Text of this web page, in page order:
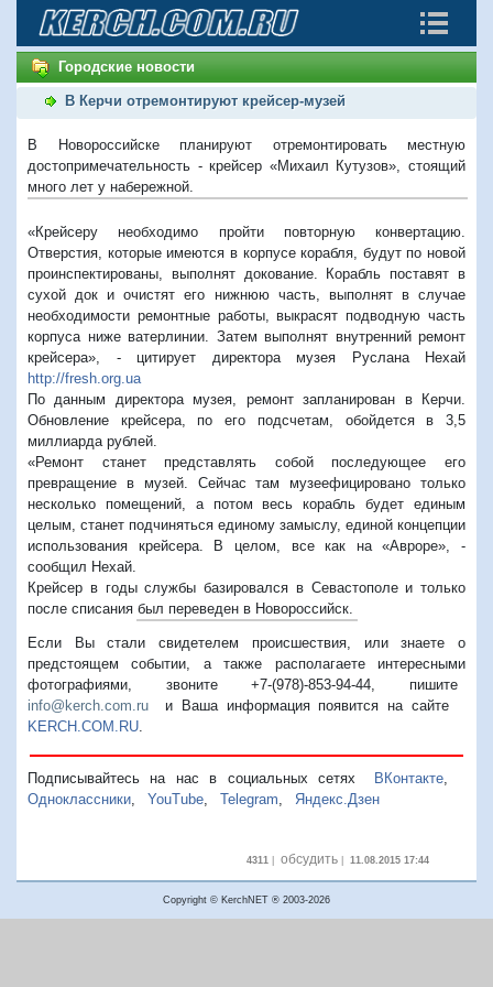
Городские новости
В Керчи отремонтируют крейсер-музей
В Новороссийске планируют отремонтировать местную
достопримечательность - крейсер «Михаил Кутузов», стоящий
много лет у набережной.
«Крейсеру необходимо пройти повторную конвертацию.
Отверстия, которые имеются в корпусе корабля, будут по новой
проинспектированы, выполнят докование. Корабль поставят в
сухой док и очистят его нижнюю часть, выполнят в случае
необходимости ремонтные работы, выкрасят подводную часть
корпуса ниже ватерлинии. Затем выполнят внутренний ремонт
крейсера» , - цитирует директора музея Руслана Нехай
http://fresh.org.ua
По данным директора музея, ремонт запланирован в Керчи.
Обновление крейсера, по его подсчетам, обойдется в 3,5
миллиарда рублей.
«Ремонт станет представлять собой последующее его
превращение в музей. Сейчас там музеефицировано только
несколько помещений, а потом весь корабль будет единым
целым, станет подчиняться единому замыслу, единой концепции
использования крейсера. В целом, все как на «Авроре», -
сообщил Нехай.
Крейсер в годы службы базировался в Севастополе и только
после списания был переведен в Новороссийск.
Если Вы стали свидетелем происшествия, или знаете о
предстоящем событии, а также располагаете интересными
фотографиями, звоните +7-(978)-853-94-44, пишите
info@kerch.com.ru и Ваша информация появится на сайте
KERCH.COM.RU
Подписывайтесь на нас в социальных сетях ВКонтакте,
Одноклассники
YouTube Telegram Яндекс.Дзен
4311 обсудить| 11.08.2015 17:44
Copyright © KerchNET ® 2003-2026